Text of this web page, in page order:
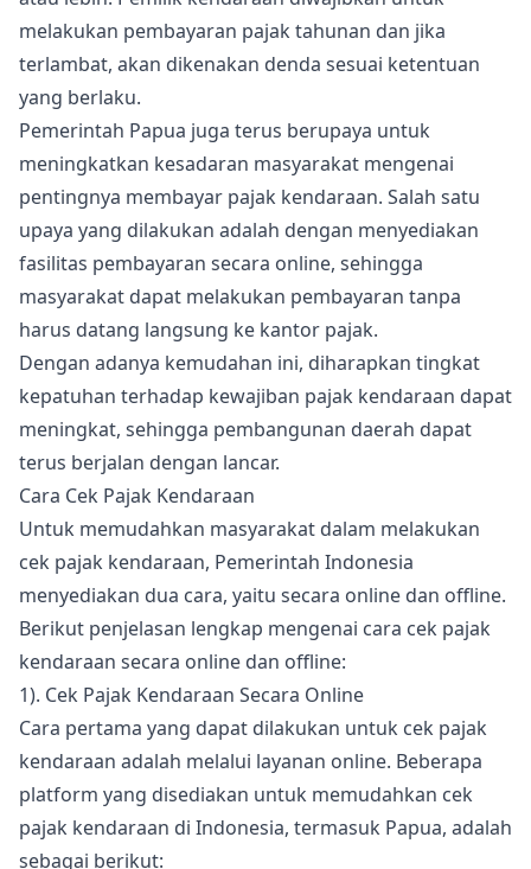
melakukan pembayaran pajak tahunan dan jika
terlambat, akan dikenakan denda sesuai ketentuan
yang berlaku.
Pemerintah Papua juga terus berupaya untuk
meningkatkan kesadaran masyarakat mengenai
pentingnya membayar pajak kendaraan. Salah satu
upaya yang dilakukan adalah dengan menyediakan
fasilitas pembayaran secara online, sehingga
masyarakat dapat melakukan pembayaran tanpa
harus datang langsung ke kantor pajak.
Dengan adanya kemudahan ini, diharapkan tingkat
kepatuhan terhadap kewajiban pajak kendaraan dapat
meningkat, sehingga pembangunan daerah dapat
terus berjalan dengan lancar.
Cara Cek Pajak Kendaraan
Untuk memudahkan masyarakat dalam melakukan
cek pajak kendaraan, Pemerintah Indonesia
menyediakan dua cara, yaitu secara online dan offline.
Berikut penjelasan lengkap mengenai cara cek pajak
kendaraan secara online dan offline:
1). Cek Pajak Kendaraan Secara Online
Cara pertama yang dapat dilakukan untuk cek pajak
kendaraan adalah melalui layanan online. Beberapa
platform yang disediakan untuk memudahkan cek
pajak kendaraan di Indonesia, termasuk Papua, adalah
sebagai berikut: